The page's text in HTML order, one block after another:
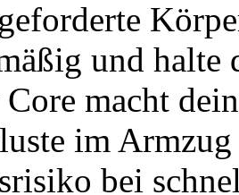
und halte
macht
im
bei